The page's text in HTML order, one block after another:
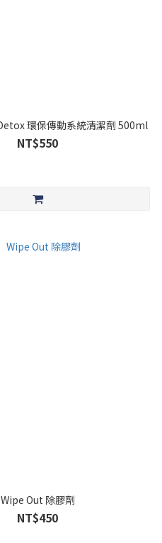
環保傳動系統清潔劑 500ml
NT$550
Wipe Out 除膠劑
NT$450